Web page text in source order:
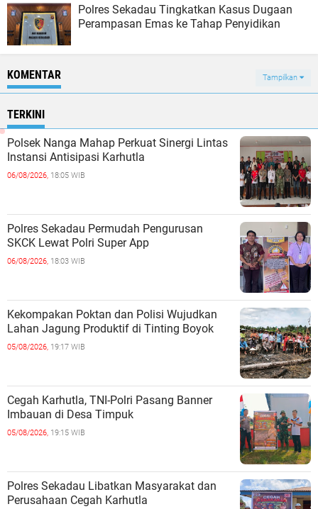
Polres Sekadau Tingkatkan Kasus Dugaan
Perampasan Emas ke Tahap Penyidikan
KOMENTAR Tampilkan
TERKINI
Polsek Nanga Mahap Perkuat Sinergi Lintas
Instansi Antisipasi Karhutla
06/08/2026, 18:05 WIB
Polres Sekadau Permudah Pengurusan
SKCK Lewat Polri Super App
06/08/2026, 18:03 WIB
Kekompakan Poktan dan Polisi Wujudkan
Lahan Jagung Produktif di Tinting Boyok
05/08/2026, 19:17 WIB
Cegah Karhutla, TNI-Polri Pasang Banner
Imbauan di Desa Timpuk
05/08/2026, 19:15 WIB
Polres Sekadau Libatkan Masyarakat dan
Perusahaan Cegah Karhutla